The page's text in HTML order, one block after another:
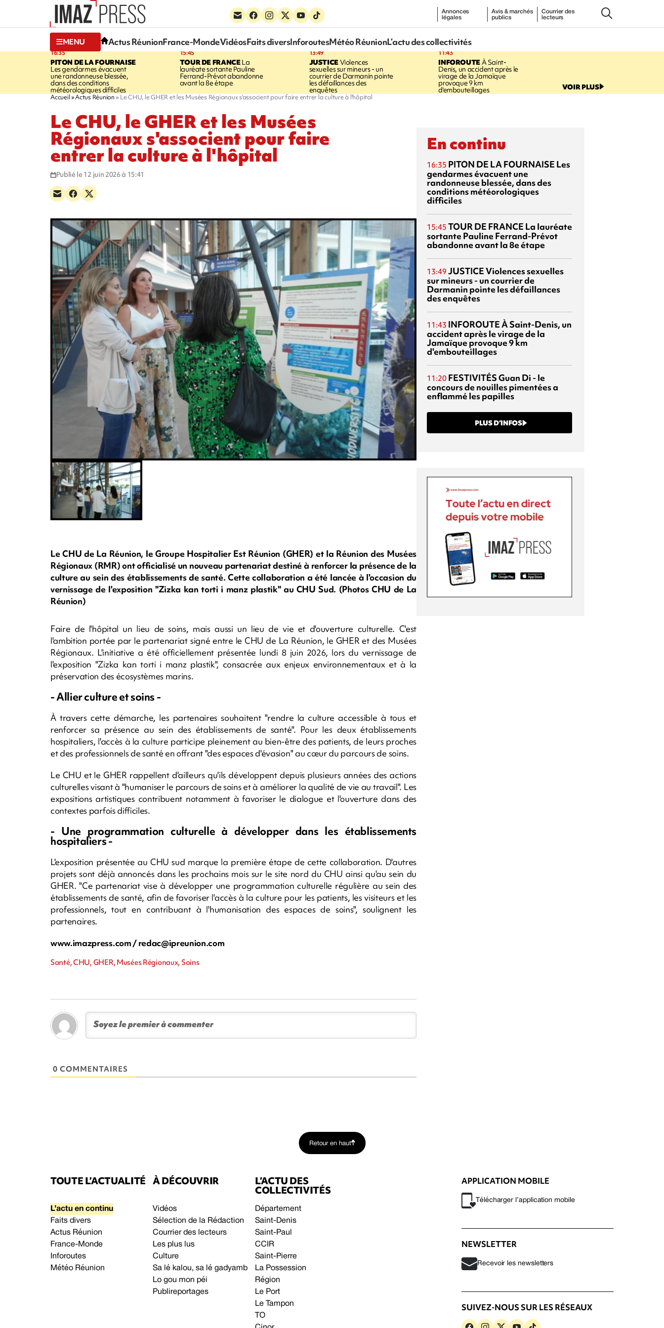
Annonces
légales
Avis & marchés
publics
Courrier des
lecteurs
MENU Actus RéunionFrance-MondeVidéosFaits diversInforoutesMétéo RéunionL’actu des collectivités
16:35
PITON DE LA FOURNAISE
Les gendarmes évacuent
une randonneuse blessée,
dans des conditions
météorologiques difficiles
15:45
TOUR DE FRANCELa
lauréate sortante Pauline
Ferrand-Prévot abandonne
avant la 8e étape
13:49
JUSTICEViolences
sexuelles sur mineurs - un
courrier de Darmanin pointe
les défaillances des
enquêtes
11:43
INFOROUTEÀ Saint-
Denis, un accident après le
virage de la Jamaïque
provoque 9 km
d'embouteillages VOIR PLUS
Accueil Actus Réunion Le CHU, le GHER et les Musées Régionaux s'associent pour faire entrer la culture à l'hôpital
Le CHU, le GHER et les Musées
Régionaux s'associent pour faire
entrer la culture à l'hôpital
Publié le 12 juin 2026 à 15:41
Le CHU de La Réunion, le Groupe Hospitalier Est Réunion (GHER) et la Réunion des Musées
Régionaux (RMR) ont officialisé un nouveau partenariat destiné à renforcer la présence de la
culture au sein des établissements de santé. Cette collaboration a été lancée à l'occasion du
vernissage de l'exposition "Zizka kan torti i manz plastik" au CHU Sud. (Photos CHU de La
Réunion)
Faire de l'hôpital un lieu de soins, mais aussi un lieu de vie et d'ouverture culturelle. C'est
l'ambition portée par le partenariat signé entre le CHU de La Réunion, le GHER et des Musées
Régionaux. L'initiative a été officiellement présentée lundi 8 juin 2026, lors du vernissage de
l'exposition "Zizka kan torti i manz plastik", consacrée aux enjeux environnementaux et à la
préservation des écosystèmes marins.
- Allier culture et soins -
À travers cette démarche, les partenaires souhaitent "rendre la culture accessible à tous et
renforcer sa présence au sein des établissements de santé". Pour les deux établissements
hospitaliers, l'accès à la culture participe pleinement au bien-être des patients, de leurs proches
et des professionnels de santé en offrant "des espaces d'évasion" au cœur du parcours de soins.
Le CHU et le GHER rappellent d'ailleurs qu'ils développent depuis plusieurs années des actions
culturelles visant à "humaniser le parcours de soins et à améliorer la qualité de vie au travail". Les
expositions artistiques contribuent notamment à favoriser le dialogue et l'ouverture dans des
contextes parfois difficiles.
- Une programmation culturelle à développer dans les établissements
hospitaliers -
L'exposition présentée au CHU sud marque la première étape de cette collaboration. D'autres
projets sont déjà annoncés dans les prochains mois sur le site nord du CHU ainsi qu'au sein du
GHER. "Ce partenariat vise à développer une programmation culturelle régulière au sein des
établissements de santé, afin de favoriser l'accès à la culture pour les patients, les visiteurs et les
professionnels, tout en contribuant à l'humanisation des espaces de soins", soulignent les
partenaires.
www.imazpress.com /redac@ipreunion.com
Santé, CHU, GHER, Musées Régionaux, Soins
0 COMMENTAIRES
En continu
16:35 PITON DE LA FOURNAISE Les
gendarmes évacuent une
randonneuse blessée, dans des
conditions météorologiques
difficiles
15:45 TOUR DE FRANCE La lauréate
sortante Pauline Ferrand-Prévot
abandonne avant la 8e étape
13:49 JUSTICEViolences sexuelles
sur mineurs - un courrier de
Darmanin pointe les défaillances
des enquêtes
11:43 INFOROUTEÀ Saint-Denis, un
accident après le virage de la
Jamaïque provoque 9 km
d'embouteillages
11:20 FESTIVITÉSGuan Di - le
concours de nouilles pimentées a
enflammé les papilles
PLUS D’INFOS
Retour en haut
TOUTE L’ACTUALITÉ
L’actu en continu
Faits divers
Actus Réunion
France-Monde
Inforoutes
Météo Réunion
À DÉCOUVRIR
Vidéos
Sélection de la Rédaction
Courrier des lecteurs
Les plus lus
Culture
Sa lé kalou, sa lé gadyamb
Lo gou mon péi
Publireportages
L’ACTU DES
COLLECTIVITÉS
Département
Saint-Denis
Saint-Paul
CCIR
Saint-Pierre
La Possession
Région
Le Port
Le Tampon
TO
APPLICATION MOBILE
Télécharger l’application mobile
NEWSLETTER
Recevoir les newsletters
SUIVEZ-NOUS SUR LES RÉSEAUX